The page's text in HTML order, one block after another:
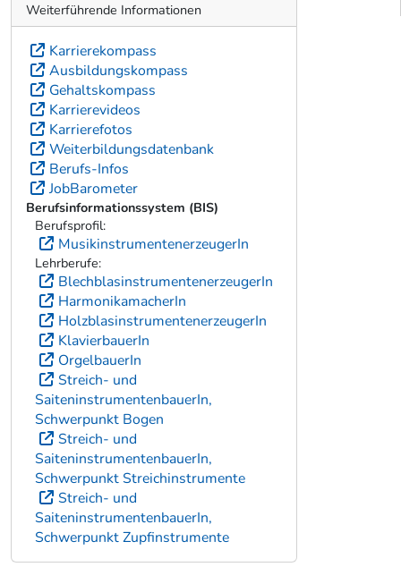
Weiterführende Informationen
Karrierekompass
Ausbildungskompass
Gehaltskompass
Karrierevideos
Karrierefotos
Weiterbildungsdatenbank
Berufs-Infos
JobBarometer
Berufsinformationssystem (BIS)
Berufsprofil:
MusikinstrumentenerzeugerIn
Lehrberufe:
BlechblasinstrumentenerzeugerIn
HarmonikamacherIn
HolzblasinstrumentenerzeugerIn
KlavierbauerIn
OrgelbauerIn
Streich- und
SaiteninstrumentenbauerIn,
Schwerpunkt Bogen
Streich- und
SaiteninstrumentenbauerIn,
Schwerpunkt Streichinstrumente
Streich- und
SaiteninstrumentenbauerIn,
Schwerpunkt Zupfinstrumente